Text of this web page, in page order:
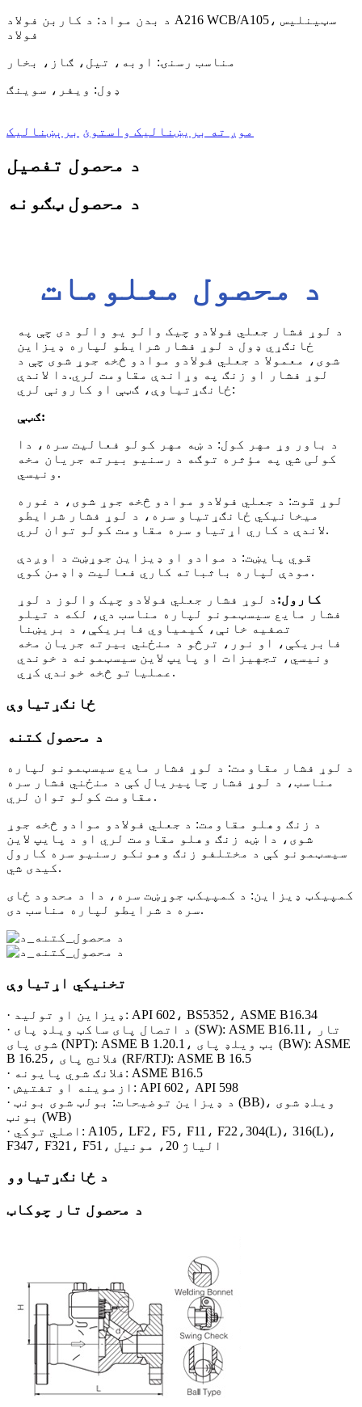
د بدن مواد: د کاربن فولاد A216 WCB/A105، سټینلیس
فولاد
مناسب رسنۍ: اوبه، تیل، ګاز، بخار
ډول: ویفر، سوینګ
موږ ته بریښنالیک واستوئ برېښنالیک
د محصول تفصیل
د محصول ټګونه
د محصول معلومات
د لوړ فشار جعلي فولادو چیک والو یو والو دی چې په
ځانګړي ډول د لوړ فشار شرایطو لپاره ډیزاین
شوی، معمولا د جعلي فولادو موادو څخه جوړ شوی چې د
لوړ فشار او زنګ په وړاندې مقاومت لري.دا لاندې
ځانګړتیاوې، ګټې او کارونې لري:
ګټې:
د باور وړ مهر کول: د ښه مهر کولو فعالیت سره، دا
کولی شي په مؤثره توګه د رسنیو بیرته جریان مخه
ونیسي.
لوړ قوت: د جعلي فولادو موادو څخه جوړ شوی، د غوره
میخانیکي ځانګړتیاو سره، د لوړ فشار شرایطو
لاندې د کاري اړتیاو سره مقاومت کولو توان لري.
قوي پایښت: د موادو او ډیزاین جوړښت د اوږدې
مودې لپاره باثباته کاري فعالیت ډاډمن کوي.
کارول: د لوړ فشار جعلي فولادو چیک والوز د لوړ
فشار مایع سیسټمونو لپاره مناسب دي، لکه د تیلو
تصفیه خانې، کیمیاوي فابریکې، د بریښنا
فابریکې، او نور، ترڅو د منځني بیرته جریان مخه
ونیسي، تجهیزات او پایپ لاین سیسټمونه د خوندي
عملیاتو څخه خوندي کړي.
ځانګړتیاوې
د محصول کتنه
د لوړ فشار مقاومت: د لوړ فشار مایع سیسټمونو لپاره
مناسب، د لوړ فشار چاپیریال کې د منځني فشار سره
مقاومت کولو توان لري.
د زنګ وهلو مقاومت: د جعلي فولادو موادو څخه جوړ
شوی، دا ښه زنګ وهلو مقاومت لري او د پایپ لاین
سیسټمونو کې د مختلفو زنګ وهونکو رسنیو سره کارول
کیدی شي.
کمپیکټ ډیزاین: د کمپیکټ جوړښت سره، دا د محدود ځای
سره د شرایطو لپاره مناسب دی.
تخنیکي اړتیاوې
· ډیزاین او تولید: API 602، BS5352، ASME B16.34
· د اتصال پای ساکټ ویلډ پای (SW): ASME B16.11، تار
شوی پای (NPT): ASME B 1.20.1، بټ ویلډ پای (BW): ASME
B 16.25، فلانج پای (RF/RTJ): ASME B 16.5
· فلانګ شوي پایونه: ASME B16.5
· ازموینه او تفتیش: API 602، API 598
· د ډیزاین توضیحات: بولټ شوی بونټ (BB)، ویلډ شوی
بونټ (WB)
· اصلي توکي: A105، LF2، F5، F11، F22،304(L)، 316(L)،
F347، F321، F51، الیاژ 20، مونیل
د ځانګړتیاوو
د محصول تار چوکاټ